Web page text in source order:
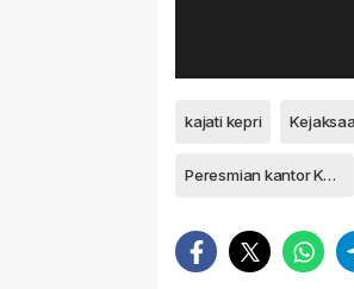
kajati kepri
Peresmian kantor Kejari